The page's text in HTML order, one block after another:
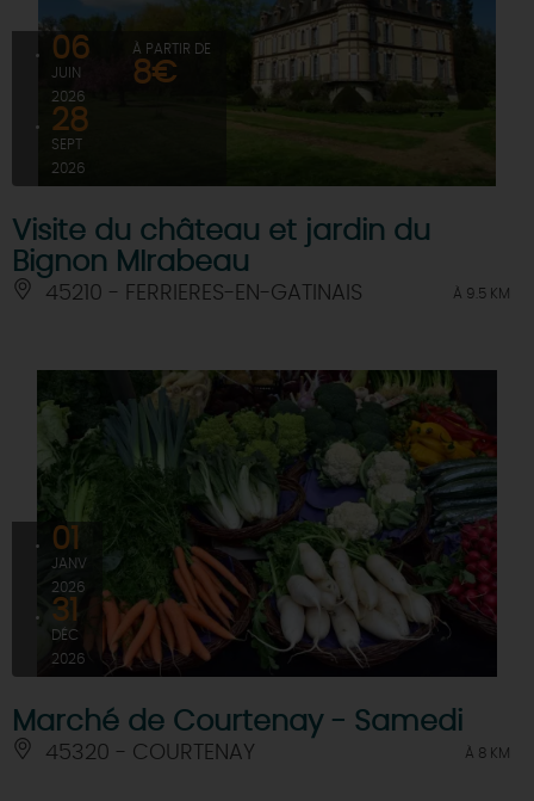
06
JUIN
2026
28
SEPT
2026
À PARTIR DE
8€
Visite du château et jardin du
Bignon MIrabeau
45210 - FERRIERES-EN-GATINAIS À 9.5 KM
01
JANV
2026
31
DÉC
2026
Marché de Courtenay - Samedi
45320 - COURTENAY À 8 KM